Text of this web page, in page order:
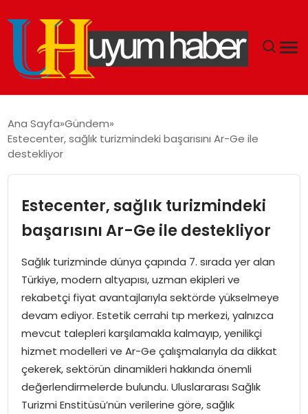
EKONOMI
SPOR
TEKNOLOJI
MAGAZIN
YAŞAM
Ana Sayfa Gündem
Estecenter, sağlık turizmindeki başarısını Ar-Ge ile
destekliyor
Estecenter, sağlık turizmindeki
başarısını Ar-Ge ile destekliyor
Sağlık turizminde dünya çapında 7. sırada yer alan
Türkiye, modern altyapısı, uzman ekipleri ve
rekabetçi fiyat avantajlarıyla sektörde yükselmeye
devam ediyor. Estetik cerrahi tıp merkezi, yalnızca
mevcut talepleri karşılamakla kalmayıp, yenilikçi
hizmet modelleri ve Ar-Ge çalışmalarıyla da dikkat
çekerek, sektörün dinamikleri hakkında önemli
değerlendirmelerde bulundu. Uluslararası Sağlık
Turizmi Enstitüsü’nün verilerine göre, sağlık